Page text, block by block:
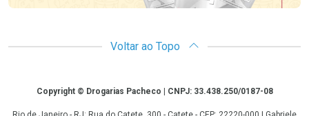
Voltar ao Topo
CopyrightCopyright © Drogarias Pacheco | CNPJ: 33.438.250/0187-08